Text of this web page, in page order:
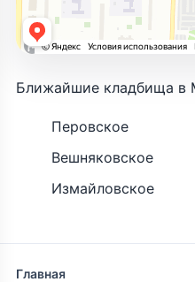
Ближайшие кладбища в
Перовское
Вешняковское
Измайловское
Главная